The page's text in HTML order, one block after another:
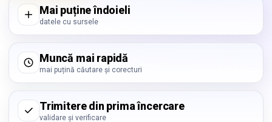
Mai puține îndoieli
datele cu sursele
Muncă mai rapidă
mai puțină căutare și corecturi
Trimitere din prima încercare
validare și verificare